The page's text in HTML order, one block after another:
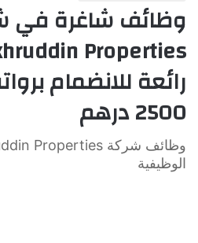
وظائف شاغرة في
رائعة للانضمام
2500 درهم
الوظيفية